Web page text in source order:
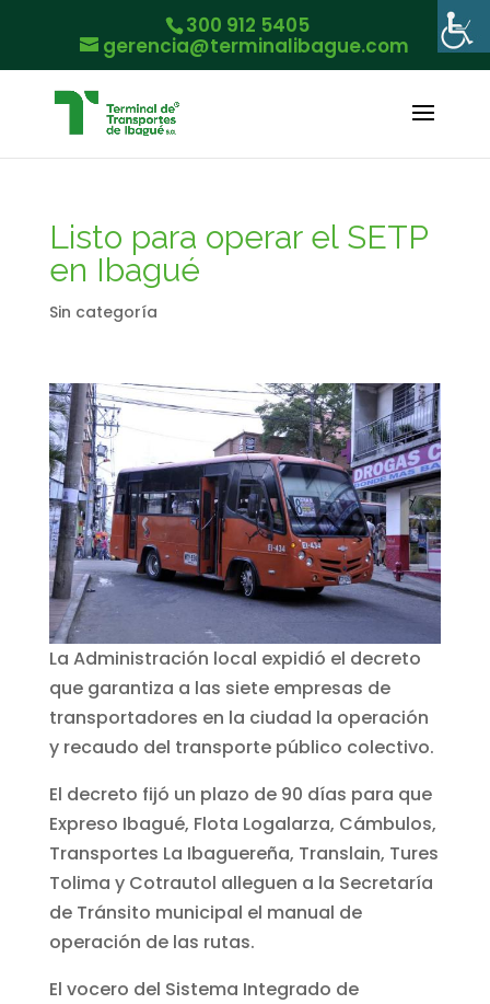
300 912 5405
gerencia@terminalibague.com
Listo para operar el SETP
en Ibagué
Sin categoría
La Administración local expidió el decreto
que garantiza a las siete empresas de
transportadores en la ciudad la operación
y recaudo del transporte público colectivo.
El decreto fijó un plazo de 90 días para que
Expreso Ibagué, Flota Logalarza, Cámbulos,
Transportes La Ibaguereña, Translain, Tures
Tolima y Cotrautol alleguen a la Secretaría
de Tránsito municipal el manual de
operación de las rutas.
El vocero del Sistema Integrado de